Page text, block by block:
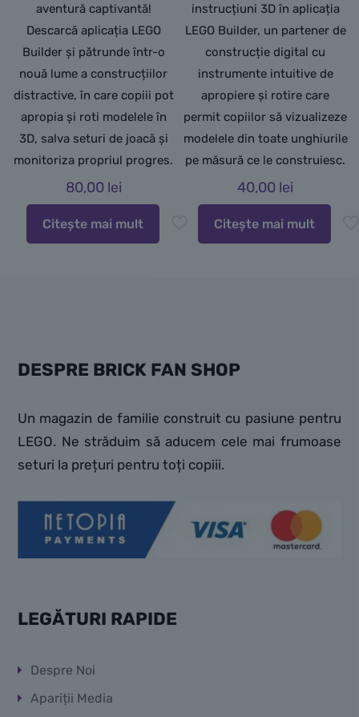
aventură captivantă!
Descarcă aplicația LEGO
Builder și pătrunde într-o
nouă lume a construcțiilor
distractive, în care copiii pot
apropia și roti modelele în
3D, salva seturi de joacă și
monitoriza propriul progres.
80,00 lei
Citește mai mult
instrucțiuni 3D în aplicația
LEGO Builder, un partener de
construcție digital cu
instrumente intuitive de
apropiere și rotire care
permit copiilor să vizualizeze
modelele din toate unghiurile
pe măsură ce le construiesc.
40,00 lei
Citește mai mult
DESPRE BRICK FAN SHOP
Un magazin de familie construit cu pasiune pentru
LEGO. Ne străduim să aducem cele mai frumoase
seturi la prețuri pentru toți copiii.
LEGĂTURI RAPIDE
Despre Noi
Apariții Media